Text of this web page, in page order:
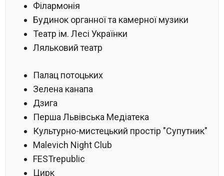
Філармонія
Будинок органної та камерної музики
Театр ім. Лесі Українки
Ляльковий театр
Палац потоцьких
Зелена канапа
Дзига
Перша Львівська Медіатека
Культурно-мистецький простір "Супутник"
Malevich Night Club
FESTrepublic
Цирк